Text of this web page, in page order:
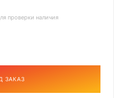
проверки наличия
ЗАКАЗ